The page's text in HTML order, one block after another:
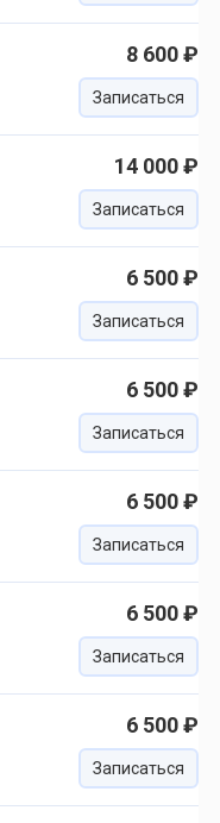
8 600 ₽
Записаться
14 000 ₽
Записаться
6 500 ₽
Записаться
6 500 ₽
Записаться
6 500 ₽
Записаться
6 500 ₽
Записаться
6 500 ₽
Записаться